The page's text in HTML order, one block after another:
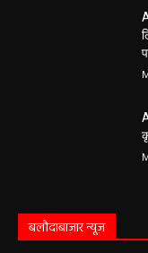
बलौदाबाज़ार न्यूज़